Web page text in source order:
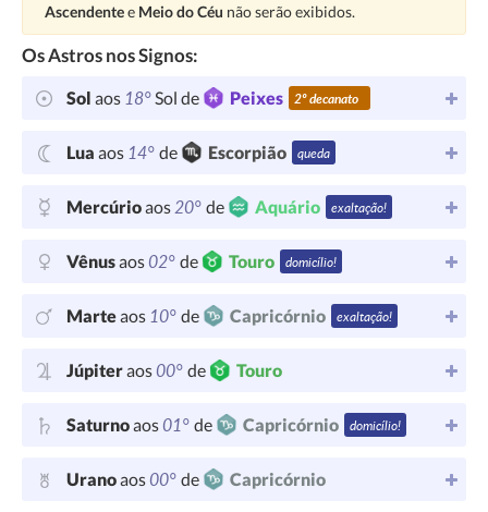
Ascendentee Meio do Céu não serão exibidos.
Os Astros nos Signos:
Sol aos 18°Sol de Peixes 2º decanato
Lua aos 14° de Escorpião queda
Mercúrioaos20° de Aquário exaltação!
Vênusaos02° de Touro domicílio!
Marteaos 10° de Capricórnio exaltação!
Júpiteraos00° de Touro
Saturnoaos01° de Capricórnio domicílio!
Uranoaos00° de Capricórnio